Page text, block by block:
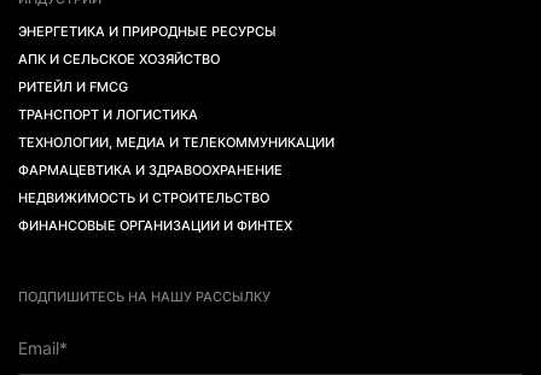
ЭНЕРГЕТИКА И ПРИРОДНЫЕ РЕСУРСЫ
АПК И СЕЛЬСКОЕ ХОЗЯЙСТВО
РИТЕЙЛ И FMCG
ТРАНСПОРТ И ЛОГИСТИКА
ТЕХНОЛОГИИ, МЕДИА И ТЕЛЕКОММУНИКАЦИИ
ФАРМАЦЕВТИКА И ЗДРАВООХРАНЕНИЕ
НЕДВИЖИМОСТЬ И СТРОИТЕЛЬСТВО
ФИНАНСОВЫЕ ОРГАНИЗАЦИИ И ФИНТЕХ
ПОДПИШИТЕСЬ НА НАШУ РАССЫЛКУ
Email*